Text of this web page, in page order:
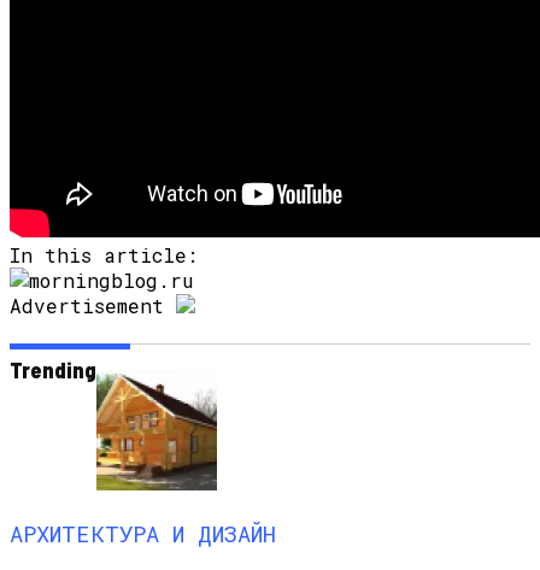
In this article:
Advertisement
Trending
АРХИТЕКТУРА И ДИЗАЙН